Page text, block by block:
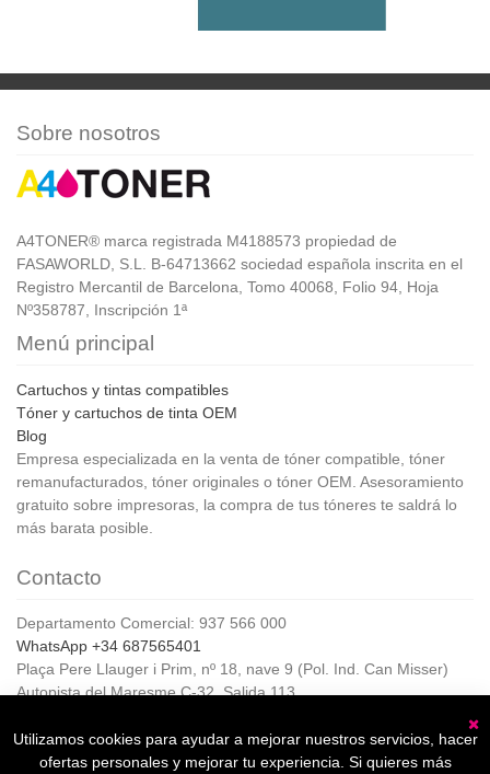
Sobre nosotros
A4TONER® marca registrada M4188573 propiedad de
FASAWORLD, S.L. B-64713662 sociedad española inscrita en el
Registro Mercantil de Barcelona, Tomo 40068, Folio 94, Hoja
Nº358787, Inscripción 1ª
Menú principal
Cartuchos y tintas compatibles
Tóner y cartuchos de tinta OEM
Blog
Empresa especializada en la venta de tóner compatible, tóner
remanufacturados, tóner originales o tóner OEM. Asesoramiento
gratuito sobre impresoras, la compra de tus tóneres te saldrá lo
más barata posible.
Contacto
Departamento Comercial: 937 566 000
WhatsApp +34 687565401
Plaça Pere Llauger i Prim, nº 18, nave 9 (Pol. Ind. Can Misser)
Autopista del Maresme C-32, Salida 113
Horario de Atención al cliente:
De lunes a jueves de 8:00 a 17:00,
Utilizamos cookies para ayudar a mejorar nuestros servicios, hacer
ofertas personales y mejorar tu experiencia. Si quieres más